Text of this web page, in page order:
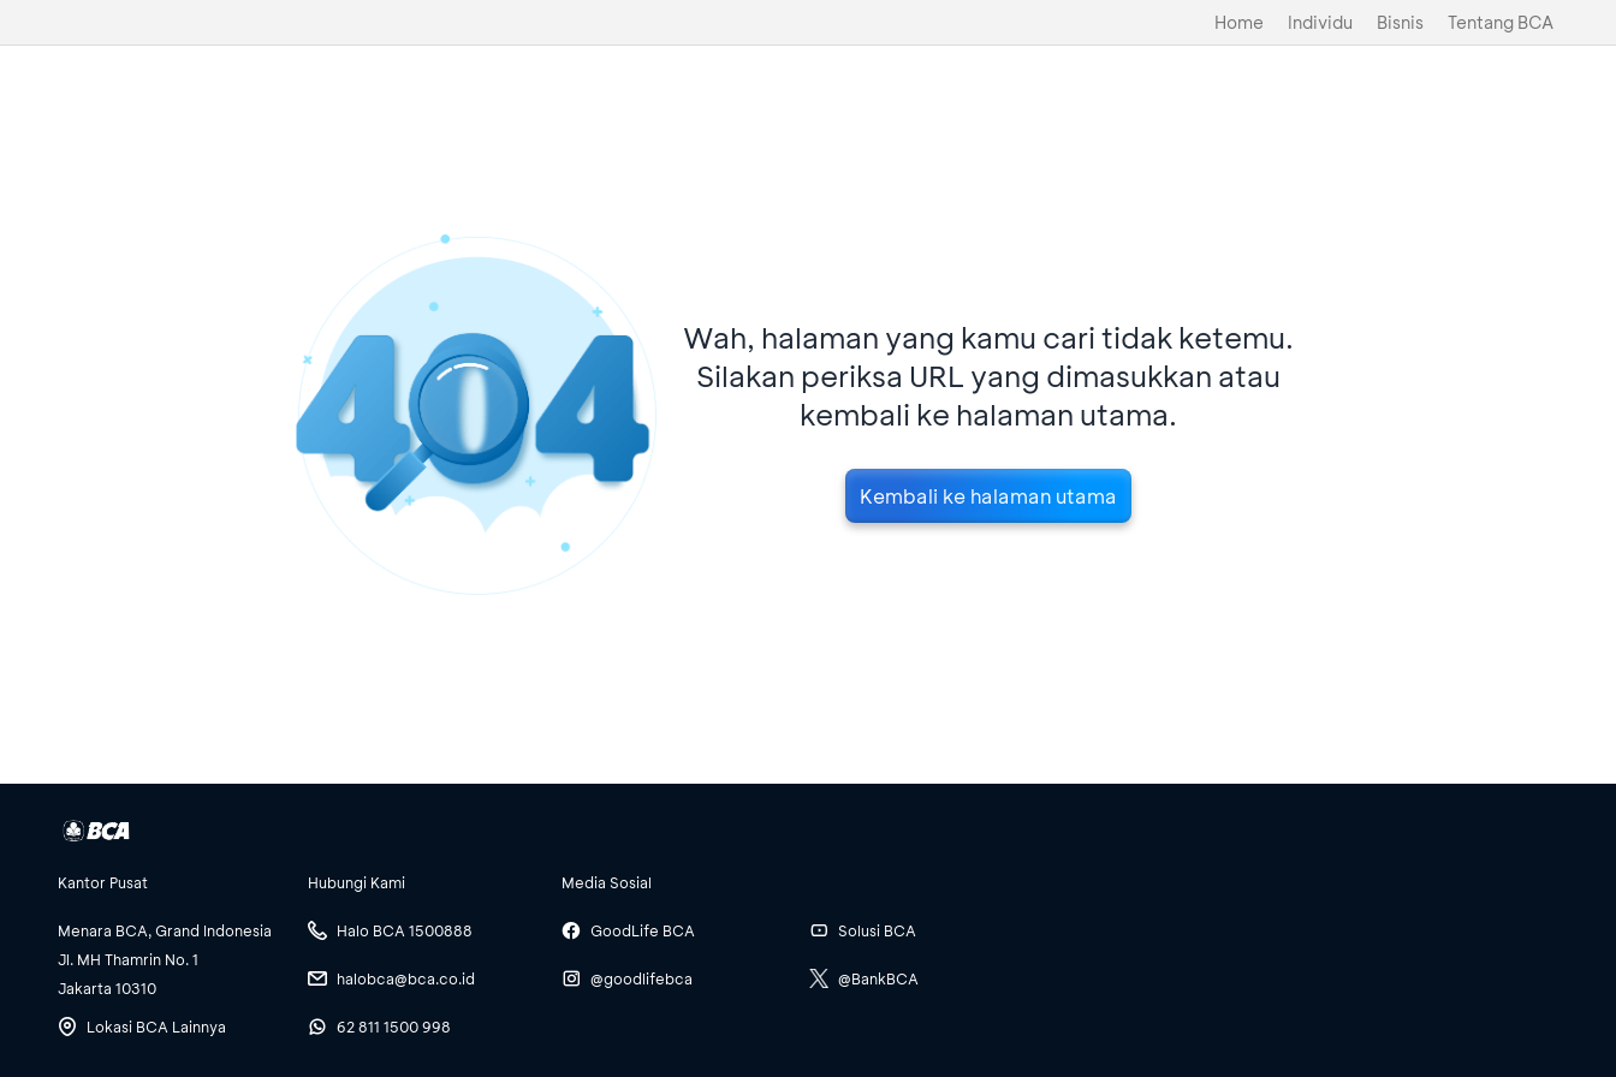
Home Individu Bisnis Tentang BCA
Wah, halaman yang kamu cari tidak ketemu.
Silakan periksa URL yang dimasukkan atau
kembali ke halaman utama.
Kembali ke halaman utama
Kantor Pusat
Menara BCA, Grand Indonesia
Jl. MH Thamrin No. 1
Jakarta 10310
Lokasi BCA Lainnya
Hubungi Kami
Halo BCA 1500888
halobca@bca.co.id
62 811 1500 998
Media Sosial
GoodLife BCA
@goodlifebca
Solusi BCA
@BankBCA